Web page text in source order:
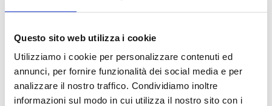
Questo sito web utilizza i cookie
Utilizziamo i cookie per personalizzare contenuti ed
annunci, per fornire funzionalità dei social media e per
analizzare il nostro traffico. Condividiamo inoltre
informazioni sul modo in cui utilizza il nostro sito con i
Lamiro and
Lamo in special
Ottavianello and
Verdeca
> DISCOVER / BUY
Oltremé,
Lamiro and
box
Susumaniello,
Verdeca and
Ottavianello
> DISCOVER / BUY